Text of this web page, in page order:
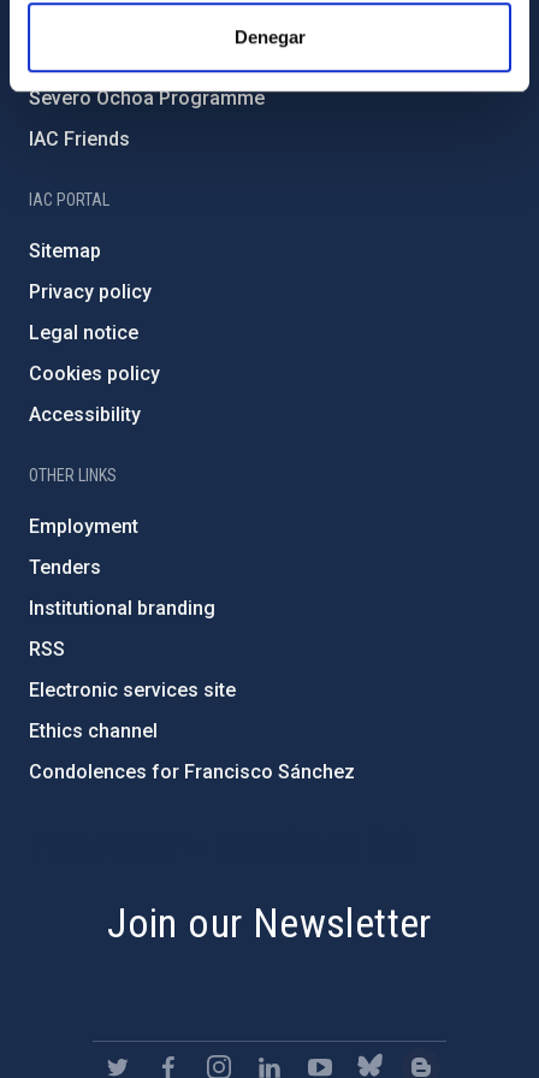
Denegar
Severo Ochoa Programme
IAC Friends
IAC PORTAL
Sitemap
Privacy policy
Legal notice
Cookies policy
Accessibility
OTHER LINKS
Employment
Tenders
Institutional branding
RSS
Electronic services site
Ethics channel
Condolences for Francisco Sánchez
Join our Newsletter